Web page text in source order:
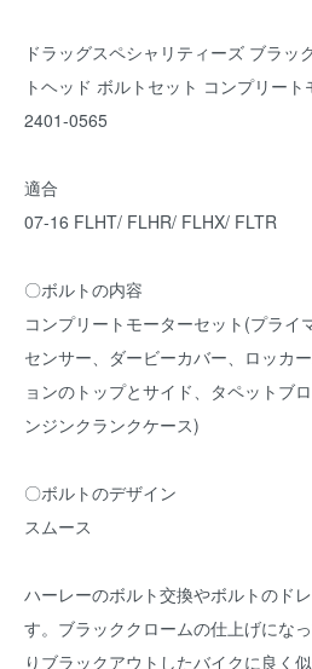
ドラッグスペシャリティーズ ブラッ
トヘッド ボルトセット コンプリー
2401-0565
適合
07-16 FLHT/ FLHR/ FLHX/ FLTR
〇ボルトの内容
コンプリートモーターセット(プライ
センサー、ダービーカバー、ロッカ
ョンのトップとサイド、タペットブ
ンジンクランクケース)
〇ボルトのデザイン
スムース
ハーレーのボルト交換やボルトのド
す。ブラッククロームの仕上げにな
りブラックアウトしたバイクに良く似